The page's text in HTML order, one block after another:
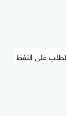
على النفط